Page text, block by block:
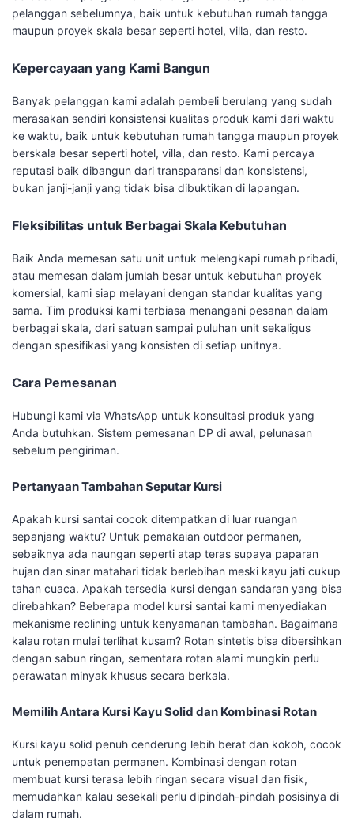
pelanggan sebelumnya, baik untuk kebutuhan rumah tangga
maupun proyek skala besar seperti hotel, villa, dan resto.
Kepercayaan yang Kami Bangun
Banyak pelanggan kami adalah pembeli berulang yang sudah
merasakan sendiri konsistensi kualitas produk kami dari waktu
ke waktu, baik untuk kebutuhan rumah tangga maupun proyek
berskala besar seperti hotel, villa, dan resto. Kami percaya
reputasi baik dibangun dari transparansi dan konsistensi,
bukan janji-janji yang tidak bisa dibuktikan di lapangan.
Fleksibilitas untuk Berbagai Skala Kebutuhan
Baik Anda memesan satu unit untuk melengkapi rumah pribadi,
atau memesan dalam jumlah besar untuk kebutuhan proyek
komersial, kami siap melayani dengan standar kualitas yang
sama. Tim produksi kami terbiasa menangani pesanan dalam
berbagai skala, dari satuan sampai puluhan unit sekaligus
dengan spesifikasi yang konsisten di setiap unitnya.
Cara Pemesanan
Hubungi kami via WhatsApp untuk konsultasi produk yang
Anda butuhkan. Sistem pemesanan DP di awal, pelunasan
sebelum pengiriman.
Pertanyaan Tambahan Seputar Kursi
Apakah kursi santai cocok ditempatkan di luar ruangan
sepanjang waktu? Untuk pemakaian outdoor permanen,
sebaiknya ada naungan seperti atap teras supaya paparan
hujan dan sinar matahari tidak berlebihan meski kayu jati cukup
tahan cuaca. Apakah tersedia kursi dengan sandaran yang bisa
direbahkan? Beberapa model kursi santai kami menyediakan
mekanisme reclining untuk kenyamanan tambahan. Bagaimana
kalau rotan mulai terlihat kusam? Rotan sintetis bisa dibersihkan
dengan sabun ringan, sementara rotan alami mungkin perlu
perawatan minyak khusus secara berkala.
Memilih Antara Kursi Kayu Solid dan Kombinasi Rotan
Kursi kayu solid penuh cenderung lebih berat dan kokoh, cocok
untuk penempatan permanen. Kombinasi dengan rotan
membuat kursi terasa lebih ringan secara visual dan fisik,
memudahkan kalau sesekali perlu dipindah-pindah posisinya di
dalam rumah.